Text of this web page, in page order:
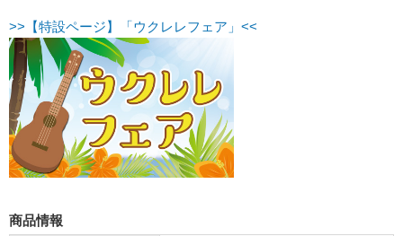
>>【特設ページ】「ウクレレフェア」<<
商品情報